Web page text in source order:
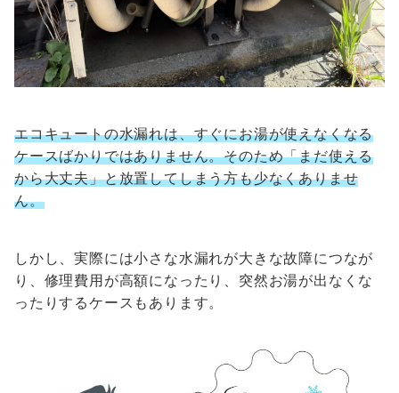
エコキュートの水漏れは、すぐにお湯が使えなくなる
ケースばかりではありません。そのため「まだ使える
から大丈夫」と放置してしまう方も少なくありませ
ん。
しかし、実際には小さな水漏れが大きな故障につなが
り、修理費用が高額になったり、突然お湯が出なくな
ったりするケースもあります。